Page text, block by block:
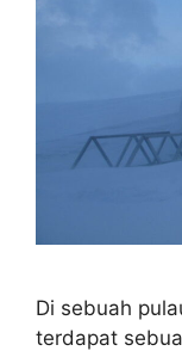
Di sebuah
terdapat